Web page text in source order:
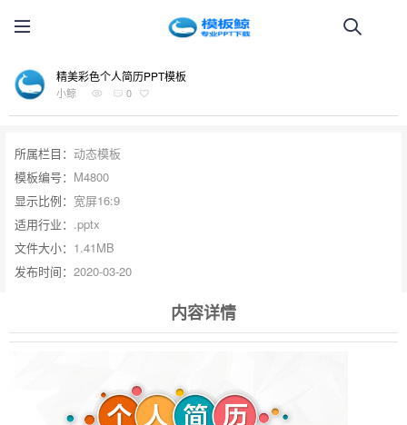
精美彩色个人简历PPT模板
小鲸 0
所属栏目： 动态模板
模板编号： M4800
显示比例： 宽屏16:9
适用行业： .pptx
文件大小： 1.41MB
发布时间： 2020-03-20
内容详情